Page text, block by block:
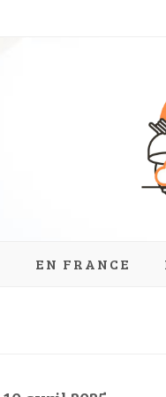
EN FRANCE